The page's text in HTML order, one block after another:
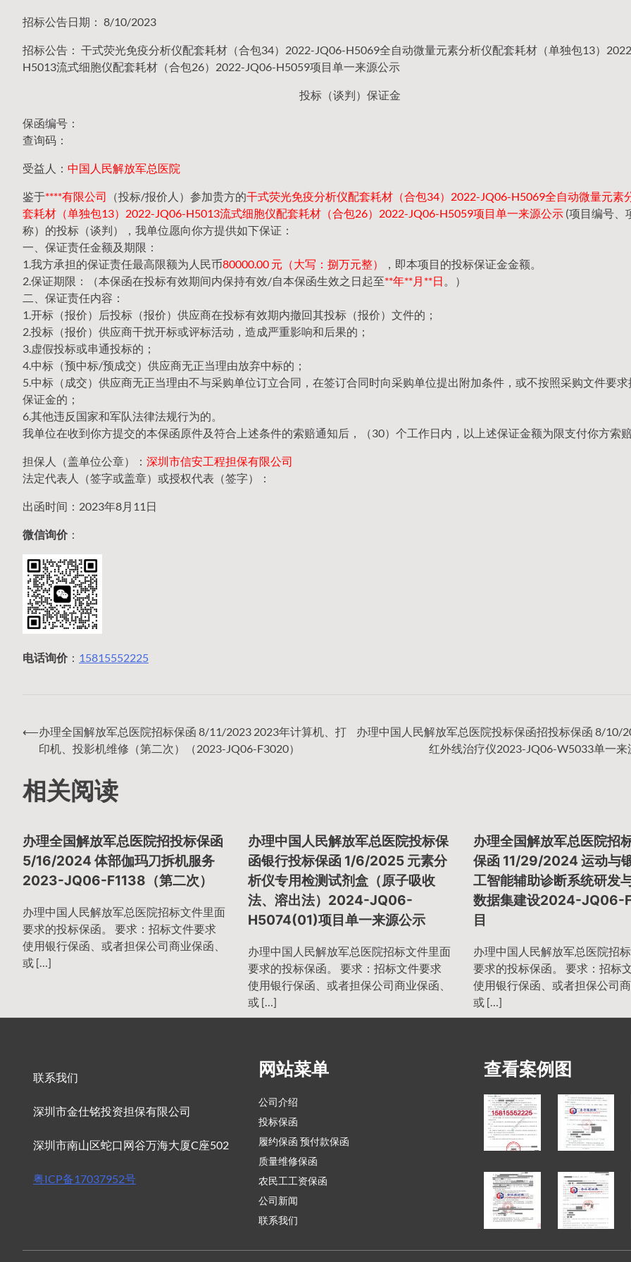
招标公告日期： 8/10/2023
招标公告： 干式荧光免疫分析仪配套耗材（合包34）2022-JQ06-H5069全自动微量元素分析仪配套耗材（单独包13）
H5013流式细胞仪配套耗材（合包26）2022-JQ06-H5059项目单一来源公示
投标（谈判）保证金
保函编号：
查询码：
受益人： 中国人民解放军总医院
鉴于****有限公司 （投标/报价人）参加贵方的干式荧光免疫分析仪配套耗材（合包34）2022-JQ06-H5069全自动微量元素
套耗材（单独包13）2022-JQ06-H5013流式细胞仪配套耗材（合包26）2022-JQ06-H5059项目单一来源公示 (项目编号、
称）的投标（谈判），我单位愿向你方提供如下保证：
一、保证责任金额及期限：
1.我方承担的保证责任最高限额为人民币80000.00 元（大写：捌万元整）
，即本项目的投标保证金金额。
2.保证期限：（本保函在投标有效期间内保持有效/自本保函生效之日起至**年**月**日 。）
二、保证责任内容：
1.开标（报价）后投标（报价）供应商在投标有效期内撤回其投标（报价）文件的；
2.投标（报价）供应商干扰开标或评标活动，造成严重影响和后果的；
3.虚假投标或串通投标的；
4.中标（预中标/预成交）供应商无正当理由放弃中标的；
5.中标（成交）供应商无正当理由不与采购单位订立合同，在签订合同时向采购单位提出附加条件，或不按照采购文件要求
保证金的；
6.其他违反国家和军队法律法规行为的。
我单位在收到你方提交的本保函原件及符合上述条件的索赔通知后，（30）个工作日内，以上述保证金额为限支付你方索赔
担保人（盖单位公章）： 深圳市信安工程担保有限公司
法定代表人（签字或盖章）或授权代表（签字）：
出函时间：2023年8月11日
微信询价：
电话询价： 15815552225
文
章
导
航
⟵办理全国解放军总医院招标保函 8/11/2023 2023年计算机、打
印机、投影机维修（第二次）（2023-JQ06-F3020）
办理中国人民解放军总医院投标保函招投标保函 8/10/
红外线治疗仪2023-JQ06-W5033单一来
相关阅读
办理全国解放军总医院招投标保函
5/16/2024 体部伽玛刀拆机服务
2023-JQ06-F1138（第二次）
办理中国人民解放军总医院招标文件里面
要求的投标保函。 要求：招标文件要求
使用银行保函、或者担保公司商业保函、
或 […]
办理中国人民解放军总医院投标保
函银行投标保函 1/6/2025 元素分
析仪专用检测试剂盒（原子吸收
法、溶出法）2024-JQ06-
H5074(01)项目单一来源公示
办理中国人民解放军总医院招标文件里面
要求的投标保函。 要求：招标文件要求
使用银行保函、或者担保公司商业保函、
或 […]
办理全国解放军总医院招
保函 11/29/2024 运动与
工智能辅助诊断系统研发
数据集建设2024-JQ06-
目
办理中国人民解放军总医院招
要求的投标保函。 要求：招标
使用银行保函、或者担保公司商
或 […]
联系我们
深圳市金仕铭投资担保有限公司
深圳市南山区蛇口网谷万海大厦C座502
粤ICP备17037952号
网站菜单
公司介绍
投标保函
履约保函 预付款保函
质量维修保函
农民工工资保函
公司新闻
联系我们
查看案例图